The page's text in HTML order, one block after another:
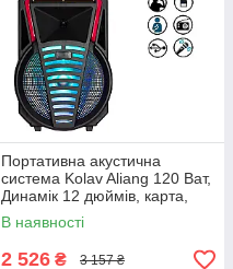
Портативна акустична
система Kolav Aliang 120 Ват,
Динамік 12 дюймів, карта,
Світломузика 120F
В наявності
2 526 ₴ 3 157 ₴